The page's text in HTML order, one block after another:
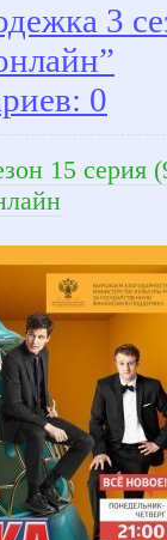
3
0
15 серия